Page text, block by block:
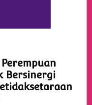
Bersinergi